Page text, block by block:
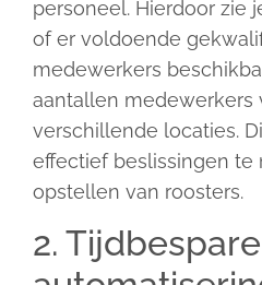
personeel. Hierdoor zie
of er voldoende
medewerkers
aantallen medewerkers
verschillende locaties.
effectief beslissingen te
opstellen van roosters.
2.